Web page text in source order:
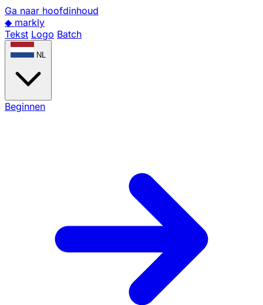
Ga naar hoofdinhoud
◆ markly
Tekst Logo Batch
NL
Beginnen